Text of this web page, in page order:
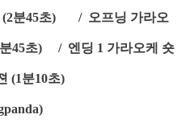
(2분45초) / 오프닝 가라오
초) / 엔딩 1 가라오케 숏
분10초)